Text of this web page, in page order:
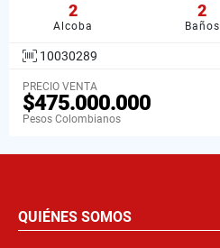
2
Alcoba
2
Baños
10030289
PRECIO VENTA
$475.000.000
Pesos Colombianos
QUIÉNES SOMOS